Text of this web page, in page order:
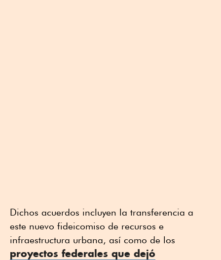
Dichos acuerdos incluyen la transferencia a
este nuevo fideicomiso de recursos e
infraestructura urbana, así como de los
proyectos federales que dejó